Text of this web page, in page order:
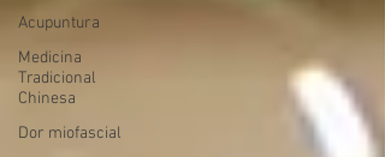
Acupuntura
Medicina
Tradicional
Chinesa
Dor miofascial